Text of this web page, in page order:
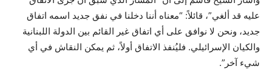
عليه قد ألغي”، قائلاً: “معناه أننا دخلنا في نفق جديد اسمه اتفاق
جديد، ونحن لا نوافق على أي اتفاق غير القائم بين الدولة اللبنانية
والكيان الإسرائيلي. فليُنفذ الاتفاق أولاً، ثم يمكن النقاش في أي
شيء آخر”.